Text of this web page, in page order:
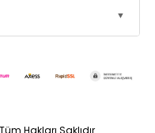
Hakları Saklıdır.